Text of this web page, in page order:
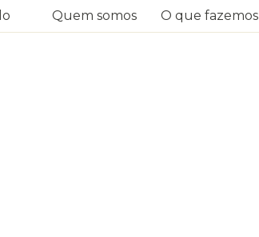
Quem somos O que fazemos